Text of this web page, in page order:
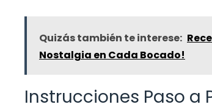
Quizás también te interese:
Nostalgia en Cada Bocado!
Instrucciones Paso a